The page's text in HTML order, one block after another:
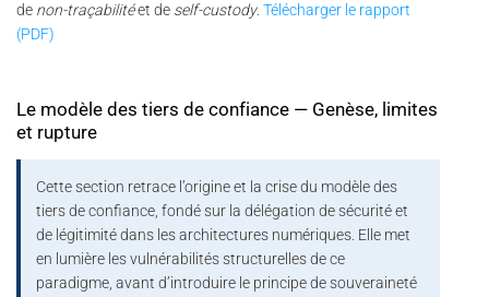
de non-traçabilitéet de self-custody. Télécharger le rapport
(PDF)
Le modèle des tiers de confiance — Genèse, limites
et rupture
Cette section retrace l’origine et la crise du modèle des
tiers de confiance, fondé sur la délégation de sécurité et
de légitimité dans les architectures numériques. Elle met
en lumière les vulnérabilités structurelles de ce
paradigme, avant d’introduire le principe de souveraineté